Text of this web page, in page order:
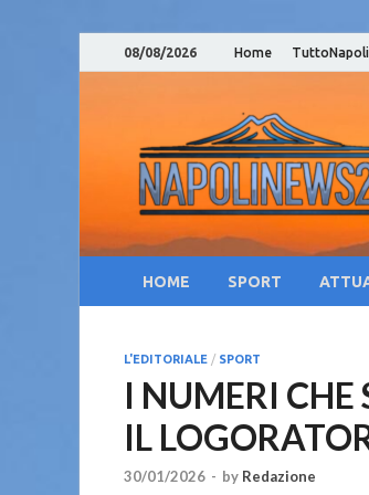
08/08/2026 Home
HOME SPORT
L'EDITORIALE / SPORT
I NUMERI
IL
30/01/2026 - by Redazione